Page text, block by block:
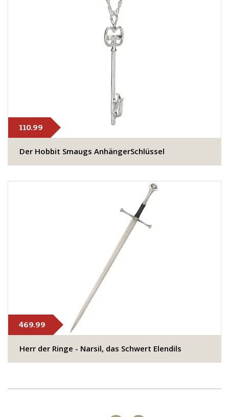
110.99
Der Hobbit Smaugs AnhängerSchlüssel
469.99
Herr der Ringe - Narsil, das Schwert Elendils